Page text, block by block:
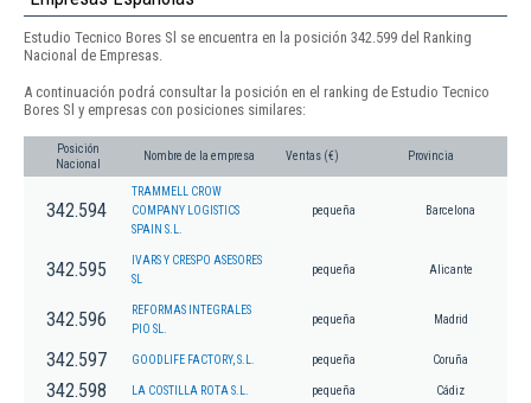
Estudio Tecnico Bores Sl se encuentra en la posición 342.599 del Ranking
Nacional de Empresas.
A continuación podrá consultar la posición en el ranking de Estudio Tecnico
Bores Sl y empresas con posiciones similares:
Posición
Nacional
Nombre de la empresa Ventas (€) Provincia
342.594
TRAMMELL CROW
COMPANY LOGISTICS
SPAIN S.L.
pequeña Barcelona
342.595
IVARS Y CRESPO ASESORES
SL
pequeña Alicante
342.596
REFORMAS INTEGRALES
PIO SL.
pequeña Madrid
342.597 GOODLIFE FACTORY, S.L. pequeña Coruña
342.598 LA COSTILLA ROTA S.L. pequeña Cádiz